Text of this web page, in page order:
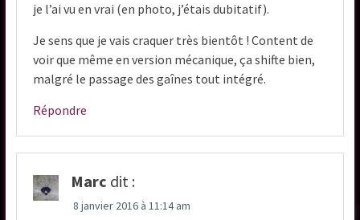
je l’ai vu en vrai (en photo, j’étais dubitatif).
Je sens que je vais craquer très bientôt ! Content de
voir que même en version mécanique, ça shifte bien,
malgré le passage des gaînes tout intégré.
Répondre
Marc dit :
8 janvier 2016 à 11:14 am